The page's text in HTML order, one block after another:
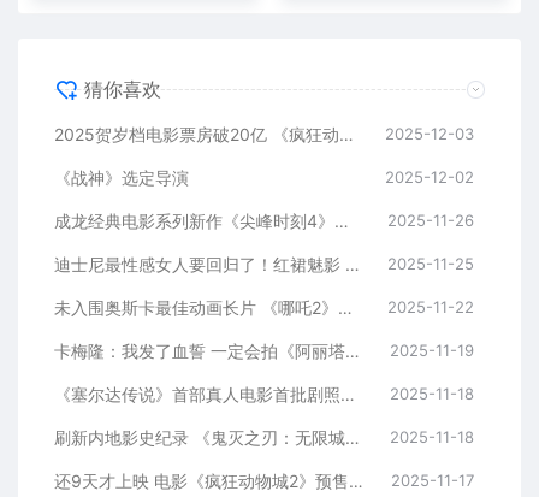
猜你喜欢
2025贺岁档电影票房破20亿 《疯狂动物城2》领跑 2025-12-03
《战神》选定导演 2025-12-02
成龙经典电影系列新作《尖峰时刻4》确认推进中！双主角均回归 2025-11-26
迪士尼最性感女人要回归了！红裙魅影 新项目筹备中 2025-11-25
未入围奥斯卡最佳动画长片 《哪吒2》出品方回应 2025-11-22
卡梅隆：我发了血誓 一定会拍《阿丽塔2》 2025-11-19
《塞尔达传说》首部真人电影首批剧照来了：塞尔达、林克亮相 2025-11-18
刷新内地影史纪录 《鬼灭之刃：无限城篇》上映5天票房破4亿 2025-11-18
还9天才上映 电影《疯狂动物城2》预售票房已破1000万 2025-11-17